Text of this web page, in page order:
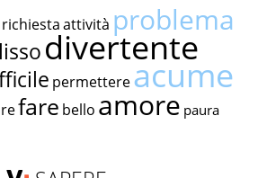
richiestaattività problema
divertente
permettereacume
fare bello amore paura